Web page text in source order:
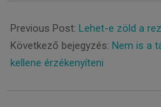
02-
22
Previous Post: Lehet-e zöld a
Következő bejegyzés: Nem is a
kellene érzékenyíteni